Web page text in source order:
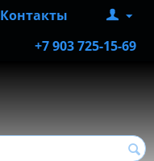
Контакты
+7 903 725-15-69